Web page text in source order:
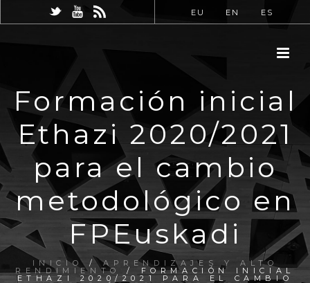
EU EN ES
Formación inicial
Ethazi 2020/2021
para el cambio
metodológico en
FPEuskadi
INICIO/APRENDIZAJES Y ALTO
RENDIMIENTO / FORMACIÓN INICIAL
ETHAZI 2020/2021 PARA EL CAMBIO